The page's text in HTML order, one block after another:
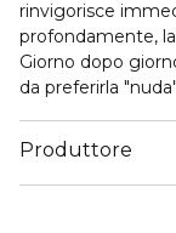
rinvigorisce
profondamente,
Giorno dopo
da preferirla
Produttore